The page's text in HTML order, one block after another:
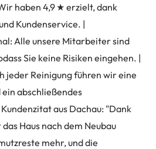
haben 4,9 ★ erzielt, dank
Kundenservice. |
Alle unsere Mitarbeiter sind
Sie keine Risiken eingehen. |
jeder Reinigung führen wir eine
abschließendes
aus Dachau: "Dank
Haus nach dem Neubau
mehr, und die